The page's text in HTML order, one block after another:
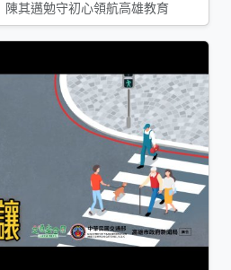
其邁勉守初心領航高雄教育